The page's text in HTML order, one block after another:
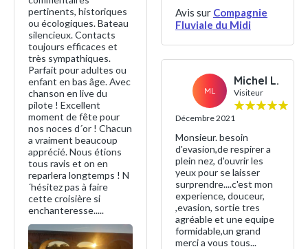
pertinents, historiques
ou écologiques. Bateau
silencieux. Contacts
toujours efficaces et
très sympathiques.
Parfait pour adultes ou
enfant en bas âge. Avec
chanson en live du
pilote ! Excellent
moment de fête pour
nos noces d´or ! Chacun
a vraiment beaucoup
apprécié. Nous étions
tous ravis et on en
reparlera longtemps ! N
´hésitez pas à faire
cette croisière si
enchanteresse.....
Avis sur Compagnie
Fluviale du Midi
ML
Michel L.
Visiteur
Décembre 2021
Monsieur. besoin
d'evasion,de respirer a
plein nez, d'ouvrir les
yeux pour se laisser
surprendre....c'est mon
experience, douceur,
,evasion, sortie tres
agréable et une equipe
formidable,un grand
merci a vous tous...